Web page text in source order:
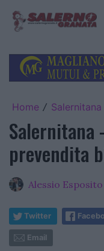
Home / Salernitana
Salernitana
prevendita
Alessio Esposito
Twitter
Email